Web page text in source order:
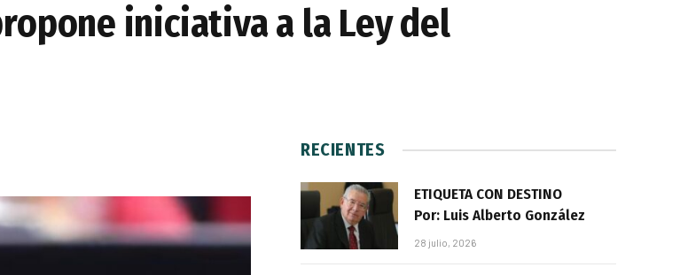
iniciativa a la Ley del
RECIENTES
ETIQUETA CON DESTINO
Por: Luis Alberto González
28 julio, 2026